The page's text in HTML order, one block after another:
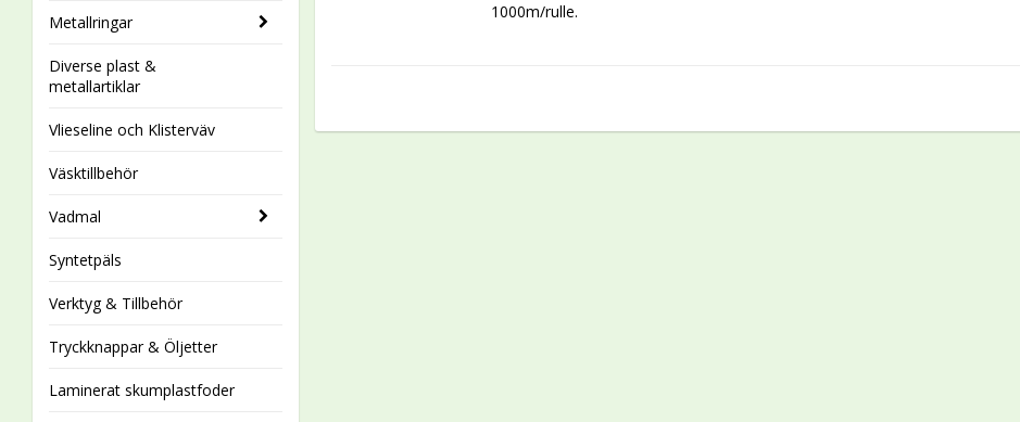
Metallringar
Diverse plast &
metallartiklar
Vlieseline och Klisterväv
Väsktillbehör
Vadmal
Syntetpäls
Verktyg & Tillbehör
Tryckknappar & Öljetter
Laminerat skumplastfoder
1000m/rulle.